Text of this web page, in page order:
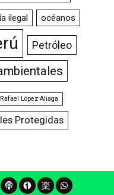
ilegal océanos
Petróleo
Rafael López Aliaga
Protegidas